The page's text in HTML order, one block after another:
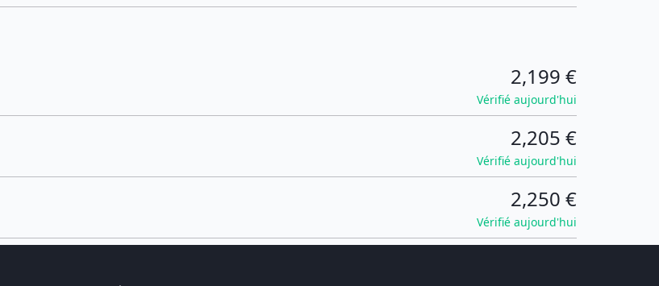
2,199 €
Vérifié aujourd'hui
2,205 €
Vérifié aujourd'hui
2,250 €
Vérifié aujourd'hui